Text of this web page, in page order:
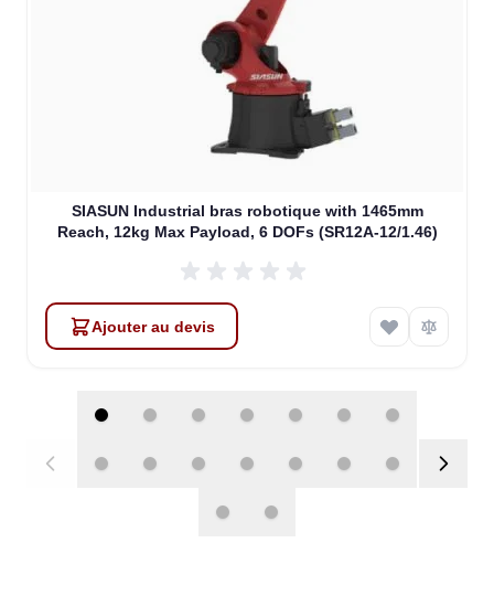
SIASUN Industrial bras robotique with 1465mm
Reach, 12kg Max Payload, 6 DOFs (SR12A-12/1.46)
Ajouter au devis